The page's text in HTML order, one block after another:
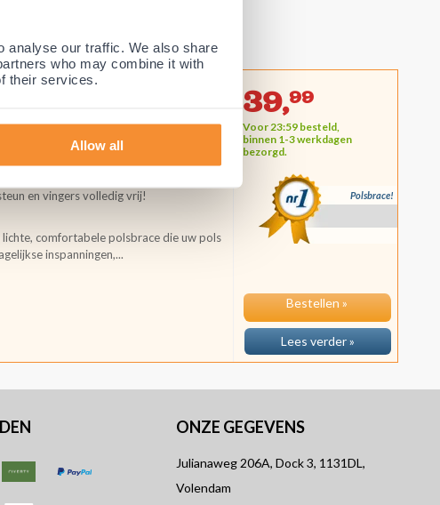
analyse our traffic. We also share
who may combine it with
their services.
Allow all
Polsbrace!
polsklachten
pols. Geschikt voor overdag, werk en
en vingers volledig vrij!
comfortabele polsbrace die uw pols
inspanningen,...
39,99
Voor 23:59 besteld,
binnen 1-3 werkdagen
bezorgd.
Bestellen »
Lees verder »
ONZE GEGEVENS
Julianaweg 206A, Dock 3, 1131DL,
Volendam